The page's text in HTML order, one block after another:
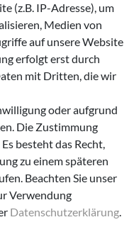
(z.B. IP-Adresse), um
Medien von
auf unsere Website
erfolgt erst durch
mit Dritten, die wir
oder aufgrund
Die Zustimmung
besteht das Recht,
zu einem späteren
Beachten Sie unser
Verwendung
Daten­schutz­erklärung.